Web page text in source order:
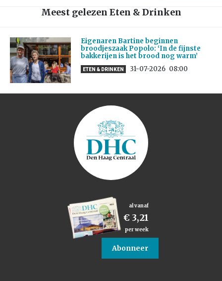
Meest gelezen Eten & Drinken
Eigenaren Bartine beginnen
broodjeszaak Popolo: ‘In de fijnste
bakkerijen is het brood nog warm’
ETEN & DRINKEN 31-07-2026 08:00
al vanaf
€ 3,21
per week
Abonneer